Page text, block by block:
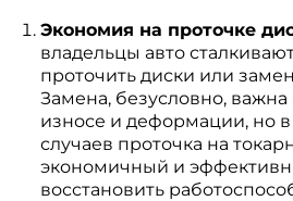
Экономия на проточке
владельцы авто
проточить диски или
Замена, безусловно,
износе и деформации, но
случаев проточка на
экономичный и
восстановить